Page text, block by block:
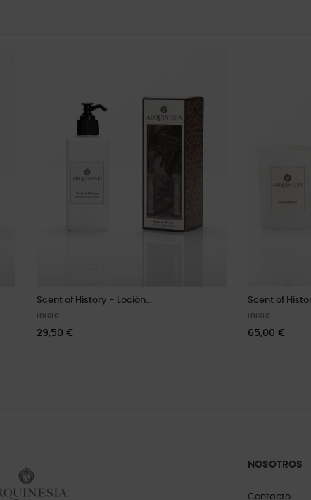
Scent of History - Loción...
Inicio
29,50 €
Scent of
Inicio
65,00 €
NOSOTROS
Contacto